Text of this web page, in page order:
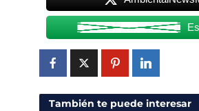
También te puede interesar